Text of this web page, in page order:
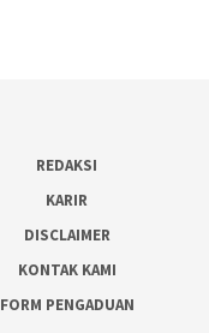
REDAKSI
KARIR
DISCLAIMER
KONTAK KAMI
FORM PENGADUAN